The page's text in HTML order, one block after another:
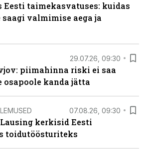
taimekasvatuses: kuidas
valmimise aega ja
29.07.26, 09:30
piimahinna riski ei saa
osapoole kanda jätta
07.08.26, 09:30
kerkisid Eesti
toidutöösturiteks